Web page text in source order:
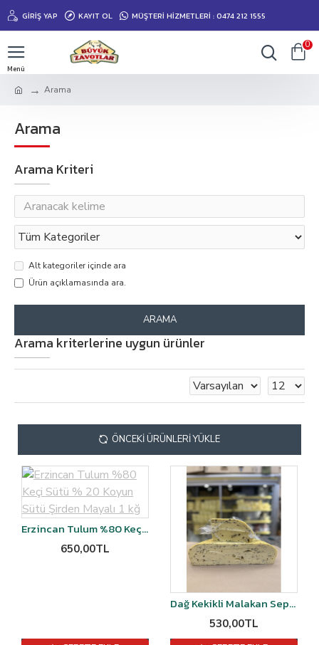
GIRIŞ YAP KAYIT OL MÜŞTERİ HİZMETLERİ : 0474 212 1555
0
Arama
Arama
Arama Kriteri
Alt kategoriler içinde ara
Ürün açıklamasında ara.
ARAMA
Arama kriterlerine uygun ürünler
ÖNCEKI ÜRÜNLERI YÜKLE
Erzincan Tulum %80 Keçi Sütü % 20 Koyun Sütü Şirden Mayalı 1 kğ
650,00TL
Dağ Kekikli Malakan Sepet Kaşar Peyniri Şirden Mayalı- 1kg
530,00TL